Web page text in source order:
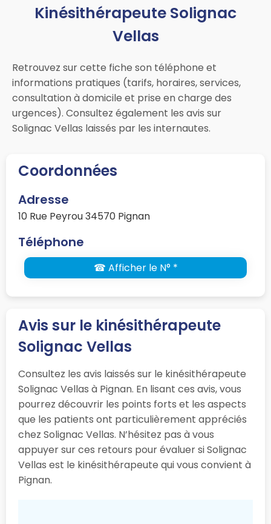
Kinésithérapeute Solignac
Vellas
Retrouvez sur cette fiche son téléphone et
informations pratiques (tarifs, horaires, services,
consultation à domicile et prise en charge des
urgences). Consultez également les avis sur
Solignac Vellas laissés par les internautes.
Coordonnées
Adresse
10 Rue Peyrou 34570 Pignan
Téléphone
☎ Afficher le N° *
Avis sur le kinésithérapeute
Solignac Vellas
Consultez les avis laissés sur le kinésithérapeute
Solignac Vellas à Pignan. En lisant ces avis, vous
pourrez découvrir les points forts et les aspects
que les patients ont particulièrement appréciés
chez Solignac Vellas. N’hésitez pas à vous
appuyer sur ces retours pour évaluer si Solignac
Vellas est le kinésithérapeute qui vous convient à
Pignan.